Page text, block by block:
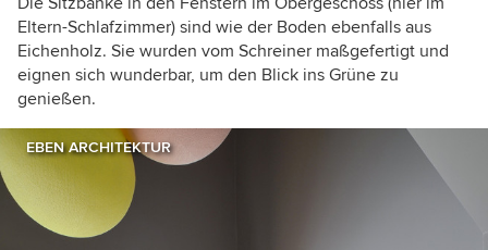
Eltern-Schlafzimmer) sind wie der Boden ebenfalls aus
Eichenholz. Sie wurden vom Schreiner maßgefertigt und
eignen sich wunderbar, um den Blick ins Grüne zu
genießen.
EBEN ARCHITEKTUR